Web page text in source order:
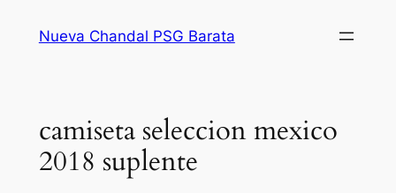
Nueva Chandal PSG Barata
camiseta seleccion mexico
2018 suplente